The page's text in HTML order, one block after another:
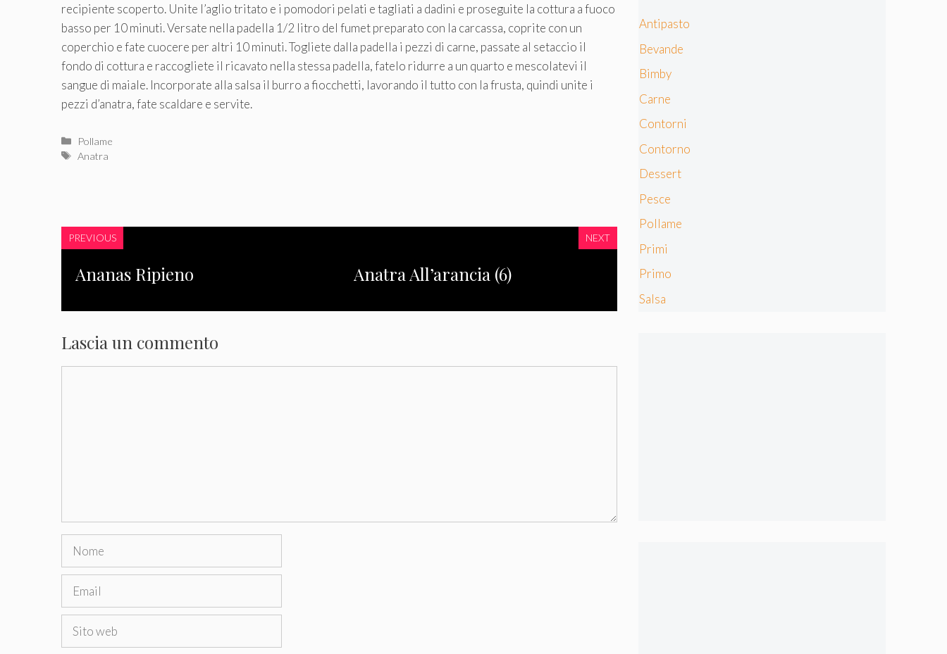
recipiente scoperto. Unite l’aglio tritato e i pomodori pelati e tagliati a dadini e proseguite la cottura a fuoco
basso per 10 minuti. Versate nella padella 1/2 litro del fumet preparato con la carcassa, coprite con un
coperchio e fate cuocere per altri 10 minuti. Togliete dalla padella i pezzi di carne, passate al setaccio il
fondo di cottura e raccogliete il ricavato nella stessa padella, fatelo ridurre a un quarto e mescolatevi il
sangue di maiale. Incorporate alla salsa il burro a fiocchetti, lavorando il tutto con la frusta, quindi unite i
pezzi d’anatra, fate scaldare e servite.
Categorie
Pollame
Tag
Anatra
PREVIOUS
Ananas Ripieno
NEXT
Anatra All’arancia (6)
Lascia un commento
Nome
Email
Sito
Antipasto
Bevande
Bimby
Carne
Contorni
Contorno
Dessert
Pesce
Pollame
Primi
Primo
Salsa